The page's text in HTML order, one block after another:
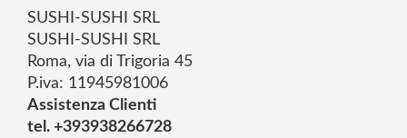
SUSHI-SUSHI SRL
SUSHI-SUSHI SRL
Roma, via di Trigoria 45
P.iva: 11945981006
Assistenza Clienti
tel. +393938266728